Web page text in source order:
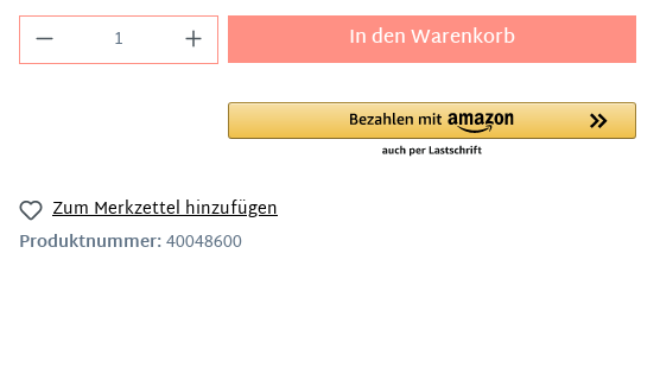
In den Warenkorb
Zum Merkzettel hinzufügen
Produktnummer:40048600